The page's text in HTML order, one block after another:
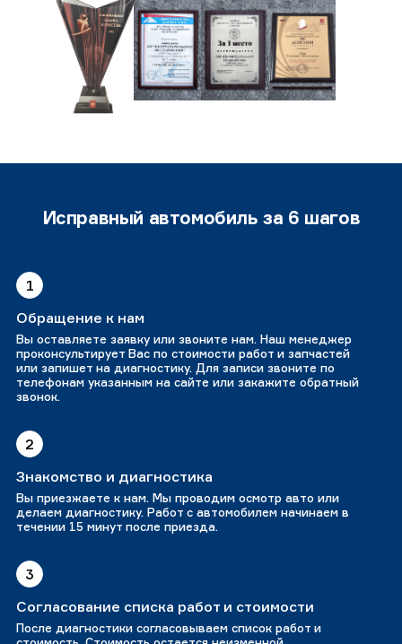
Исправный автомобиль за 6 шагов
1
Обращение к нам
Вы оставляете заявку или звоните нам. Наш менеджер
проконсультирует Вас по стоимости работ и запчастей
или запишет на диагностику. Для записи звоните по
телефонам указанным на сайте или закажите обратный
звонок.
2
Знакомство и диагностика
Вы приезжаете к нам. Мы проводим осмотр авто или
делаем диагностику. Работ с автомобилем начинаем в
течении 15 минут после приезда.
3
Согласование списка работ и стоимости
После диагностики согласовываем список работ и